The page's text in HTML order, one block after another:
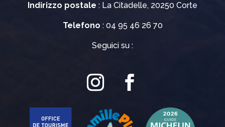
Indirizzo postale : La Citadelle, 20250 Corte
Telefono : 04 95 46 26 70
Seguici su :